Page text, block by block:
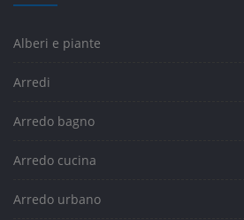
Alberi e piante
Arredi
Arredo bagno
Arredo cucina
Arredo urbano